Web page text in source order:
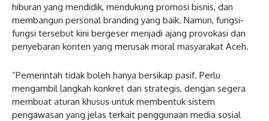
hiburan yang mendidik, mendukung promosi bisnis, dan
membangun personal branding yang baik. Namun, fungsi-
fungsi tersebut kini bergeser menjadi ajang provokasi dan
penyebaran konten yang merusak moral masyarakat Aceh.
“Pemerintah tidak boleh hanya bersikap pasif. Perlu
mengambil langkah konkret dan strategis, dengan segera
membuat aturan khusus untuk membentuk sistem
pengawasan yang jelas terkait penggunaan media sosial